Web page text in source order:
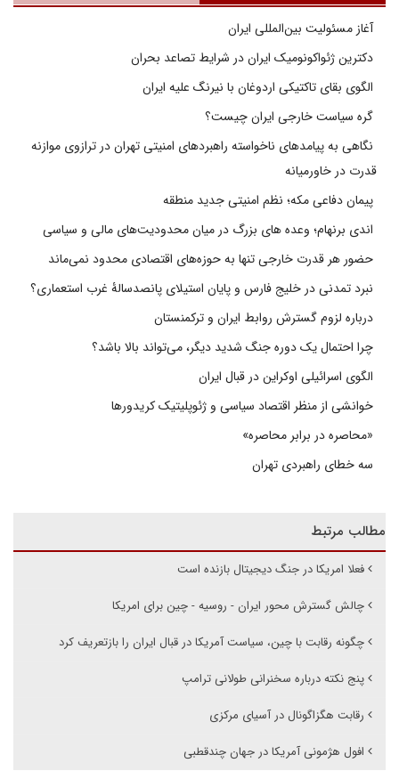
آغاز مسئولیت بین‌المللی ایران
دکترین ژئواکونومیک ایران در شرایط تصاعد بحران
الگوی بقای تاکتیکی اردوغان با نیرنگ علیه ایران
گره سیاست خارجی ایران چیست؟
نگاهی به پیامدهای ناخواسته راهبردهای امنیتی تهران در ترازوی موازنه
قدرت در خاورمیانه
پیمان دفاعی مکه؛ نظم امنیتی جدید منطقه
اندی برنهام؛ وعده های بزرگ در میان محدودیت‌های مالی و سیاسی
حضور هر قدرت خارجی تنها به حوزه‌های اقتصادی محدود نمی‌ماند
نبرد تمدنی در خلیج فارس و پایان استیلای پانصدسالۀ غرب استعماری؟
درباره لزوم گسترش روابط ایران و ترکمنستان
چرا احتمال یک دوره جنگ شدید دیگر، می‌تواند بالا باشد؟
الگوی اسرائیلی اوکراین در قبال ایران
خوانشی از منظر اقتصاد سیاسی و ژئوپلیتیک کریدورها
«محاصره در برابر محاصره»
سه خطای راهبردی تهران
مطالب مرتبط
فعلا امریکا در جنگ دیجیتال بازنده است
چالش گسترش محور ایران - روسیه - چین برای امریکا
چگونه رقابت با چین، سیاست آمریکا در قبال ایران را بازتعریف کرد
پنج نکته درباره سخنرانی طولانی ترامپ
رقابت هگزاگونال در آسیای مرکزی
افول هژمونی آمریکا در جهان چندقطبی